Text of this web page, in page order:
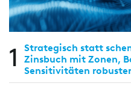
1
Strategisch statt
Zinsbuch mit Zonen,
Sensitivitäten